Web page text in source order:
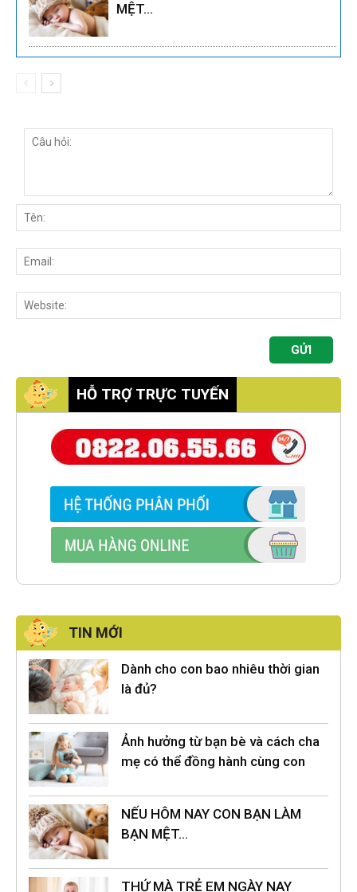
MỆT…
HỖ TRỢ TRỰC TUYẾN
TIN MỚI
Dành cho con bao nhiêu thời gian
là đủ?
Ảnh hưởng từ bạn bè và cách cha
mẹ có thể đồng hành cùng con
NẾU HÔM NAY CON BẠN LÀM
BẠN MỆT…
THỨ MÀ TRẺ EM NGÀY NAY